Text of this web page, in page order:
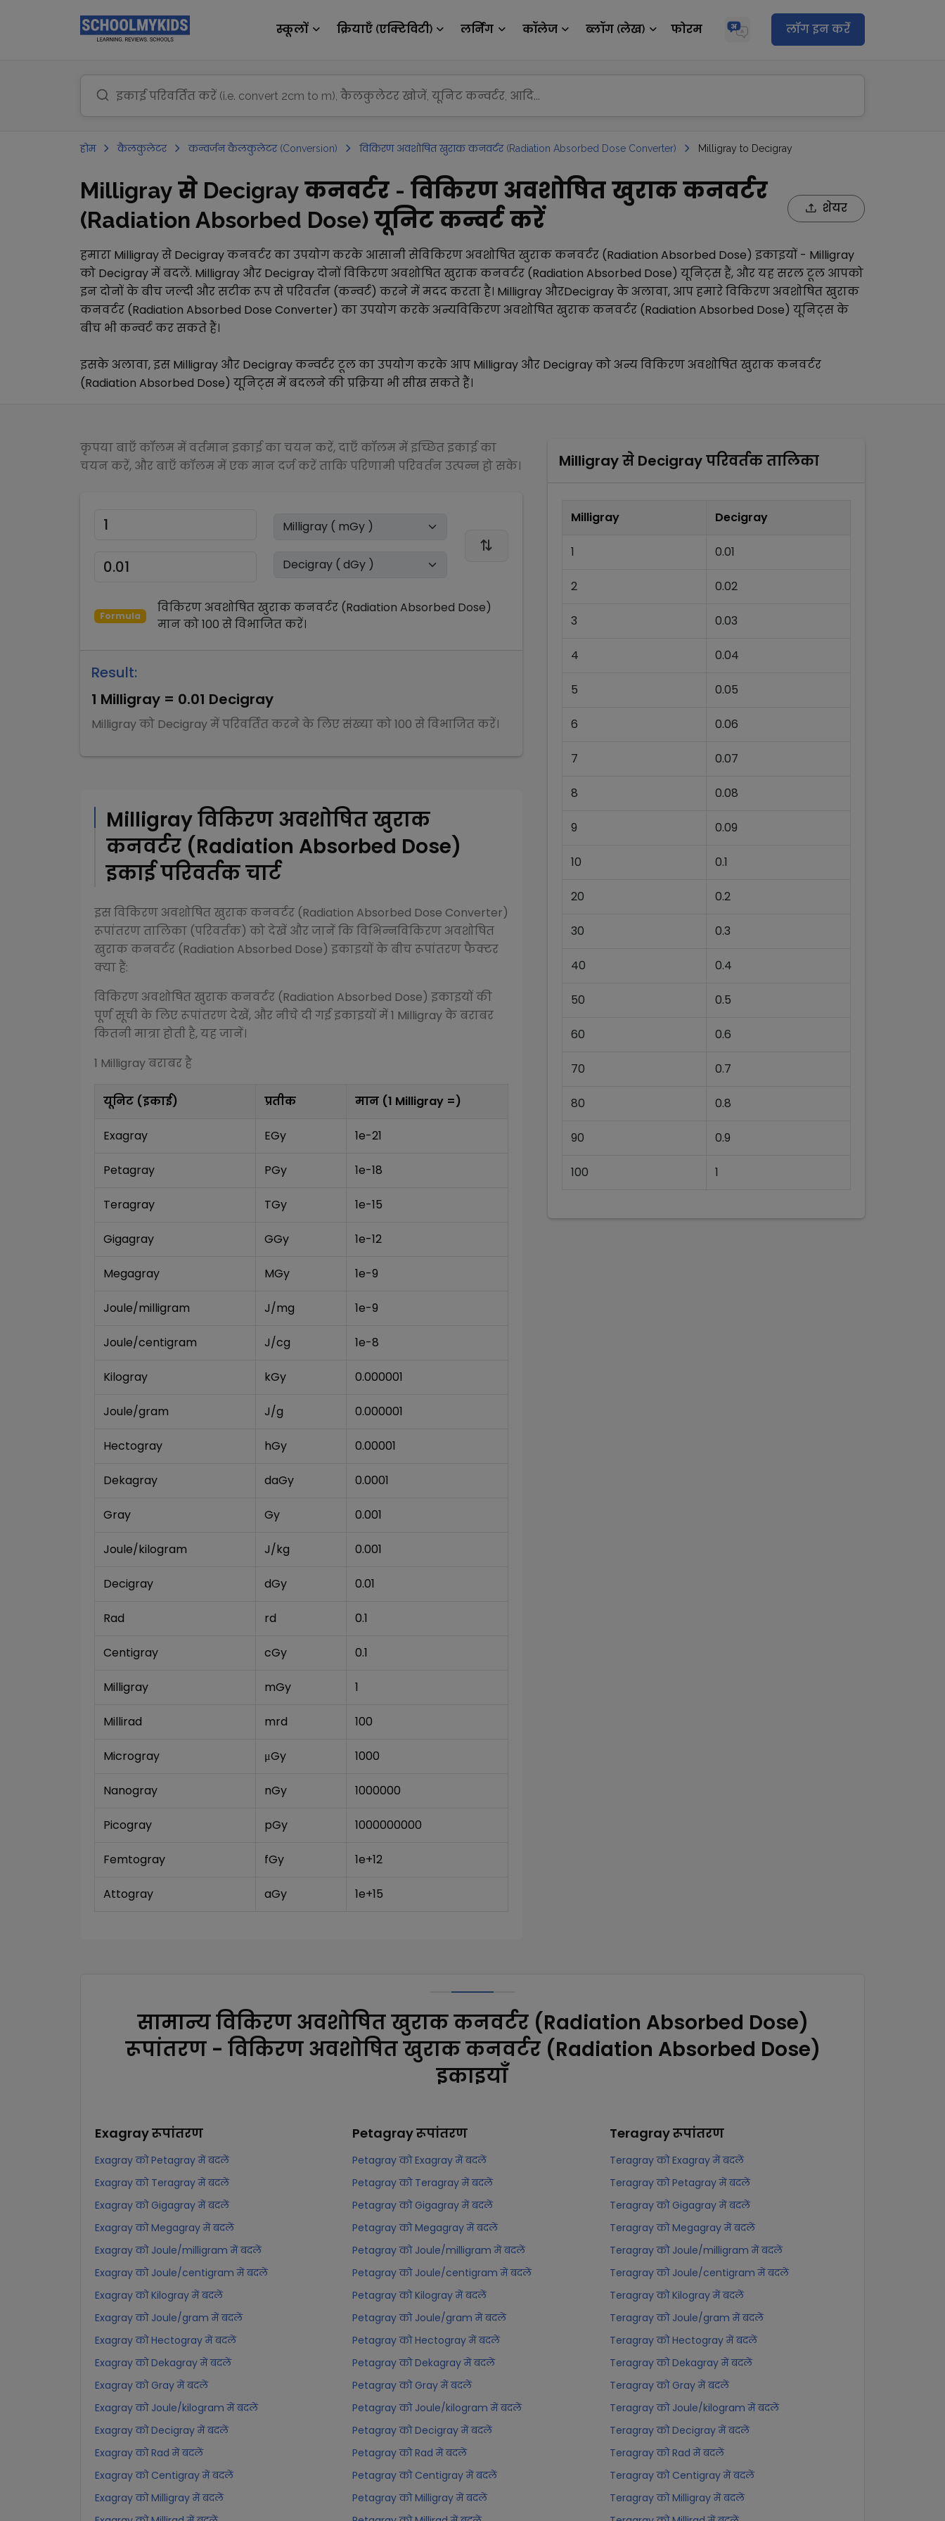
स्कूलों क्रियाएँ (एक्टिविटी) लर्निंग कॉलेज ब्लॉग (लेख) फोरम लॉग इन करेंं
होम कैलकुलेटर कन्वर्जन कैलकुलेटर (Conversion) विकिरण अवशोषित खुराक कनवर्टर (Radiation Absorbed Dose Converter) Milligray to Decigray
Milligray से Decigray कनवर्टर - विकिरण अवशोषित खुराक कनवर्टर
(Radiation Absorbed Dose) यूनिट कन्वर्ट करें
शेयर
हमारा Milligrayसे Decigrayकनवर्टर का उपयोग करके आसानी सेविकिरण अवशोषित खुराक कनवर्टर (Radiation Absorbed Dose) इकाइयों - Milligray
को Decigrayमें बदलें. Milligray और Decigrayदोनोंविकिरण अवशोषित खुराक कनवर्टर (Radiation Absorbed Dose) यूनिट्स हैं, और यह सरल टूल आपको
इन दोनों के बीच जल्दी और सटीक रूप से परिवर्तन (कन्वर्ट) करने में मदद करता है। Milligray औरDecigrayके अलावा, आप हमारेविकिरण अवशोषित खुराक
कनवर्टर (Radiation Absorbed Dose Converter) का उपयोग करके अन्यविकिरण अवशोषित खुराक कनवर्टर (Radiation Absorbed Dose) यूनिट्स के
बीच भी कन्वर्ट कर सकते हैं।
इसके अलावा, इस Milligray और Decigrayकन्वर्टर टूल का उपयोग करके आप Milligray और Decigrayको अन्यविकिरण अवशोषित खुराक कनवर्टर
(Radiation Absorbed Dose) यूनिट्स में बदलने की प्रक्रिया भी सीख सकते हैं।
कृपया बाएँ कॉलम में वर्तमान इकाई का चयन करें, दाएँ कॉलम में इच्छित इकाई का
चयन करें, और बाएँ कॉलम में एक मान दर्ज करें ताकि परिणामी परिवर्तन उत्पन्न हो सके।
Formula
विकिरण अवशोषित खुराक कनवर्टर (Radiation Absorbed Dose)
मान को100 सेविभाजितकरें।
Result:
1 Milligray = 0.01 Decigray
Milligrayको Decigrayमें परिवर्तित करने के लिए संख्या को100 सेविभाजितकरें।
Milligrayविकिरण अवशोषित खुराक
कनवर्टर (Radiation Absorbed Dose)
इकाई परिवर्तक चार्ट
इसविकिरण अवशोषित खुराक कनवर्टर (Radiation Absorbed Dose Converter)
रूपांतरण तालिका (परिवर्तक) को देखें और जानें कि विभिन्नविकिरण अवशोषित
खुराक कनवर्टर (Radiation Absorbed Dose) इकाइयों के बीच रूपांतरण फैक्टर
क्या हैं:
विकिरण अवशोषित खुराक कनवर्टर (Radiation Absorbed Dose) इकाइयों की
पूर्ण सूची के लिए रूपांतरण देखें, और नीचे दी गई इकाइयों में 1 Milligrayके बराबर
कितनी मात्रा होती है, यह जानें।
1 Milligrayबराबर है
यूनिट (इकाई) प्रतीक मान (1 Milligray =)
Exagray EGy 1e-21
Petagray PGy 1e-18
Teragray TGy 1e-15
Gigagray GGy 1e-12
Megagray MGy 1e-9
Joule/milligram J/mg 1e-9
Joule/centigram J/cg 1e-8
Kilogray kGy 0.000001
Joule/gram J/g 0.000001
Hectogray hGy 0.00001
Dekagray daGy 0.0001
Gray Gy 0.001
Joule/kilogram J/kg 0.001
Decigray dGy 0.01
Rad rd 0.1
Centigray cGy 0.1
Milligray mGy 1
Millirad mrd 100
Microgray μGy 1000
Nanogray nGy 1000000
Picogray pGy 1000000000
Femtogray fGy 1e+12
Attogray aGy 1e+15
Milligrayसे Decigrayपरिवर्तक तालिका
Milligray Decigray
1 0.01
2 0.02
3 0.03
4 0.04
5 0.05
6 0.06
7 0.07
8 0.08
9 0.09
10 0.1
20 0.2
30 0.3
40 0.4
50 0.5
60 0.6
70 0.7
80 0.8
90 0.9
100 1
सामान्य विकिरण अवशोषित खुराक कनवर्टर (Radiation Absorbed Dose)
रूपांतरण - विकिरण अवशोषित खुराक कनवर्टर (Radiation Absorbed Dose)
इकाइयाँ
Exagrayरूपांतरण
Exagray को Petagray में बदलें
Exagray को Teragray में बदलें
Exagray को Gigagray में बदलें
Exagray को Megagray में बदलें
Exagray को Joule/milligram में बदलें
Exagray को Joule/centigram में बदलें
Exagray को Kilogray में बदलें
Exagray को Joule/gram में बदलें
Exagray को Hectogray में बदलें
Exagray को Dekagray में बदलें
Exagray को Gray में बदलें
Exagray को Joule/kilogram में बदलें
Exagray को Decigray में बदलें
Exagray को Rad में बदलें
Exagray को Centigray में बदलें
Exagray को Milligray में बदलें
Petagrayरूपांतरण
Petagray को Exagray में बदलें
Petagray को Teragray में बदलें
Petagray को Gigagray में बदलें
Petagray को Megagray में बदलें
Petagray को Joule/milligram में बदलें
Petagray को Joule/centigram में बदलें
Petagray को Kilogray में बदलें
Petagray को Joule/gram में बदलें
Petagray को Hectogray में बदलें
Petagray को Dekagray में बदलें
Petagray को Gray में बदलें
Petagray को Joule/kilogram में बदलें
Petagray को Decigray में बदलें
Petagray को Rad में बदलें
Petagray को Centigray में बदलें
Petagray को Milligray में बदलें
Teragrayरूपांतरण
Teragray को Exagray में बदलें
Teragray को Petagray में बदलें
Teragray को Gigagray में बदलें
Teragray को Megagray में बदलें
Teragray को Joule/milligram में बदलें
Teragray को Joule/centigram में बदलें
Teragray को Kilogray में बदलें
Teragray को Joule/gram में बदलें
Teragray को Hectogray में बदलें
Teragray को Dekagray में बदलें
Teragray को Gray में बदलें
Teragray को Joule/kilogram में बदलें
Teragray को Decigray में बदलें
Teragray को Rad में बदलें
Teragray को Centigray में बदलें
Teragray को Milligray में बदलें